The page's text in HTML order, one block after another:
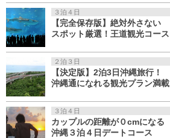
３泊４日
【完全保存版】絶対外さない
スポット厳選！王道観光コース
２泊３日
【決定版】2泊3日沖縄旅行！
沖縄通になれる観光プラン満載
３泊４日
カップルの距離が０cmになる
沖縄３泊４日デートコース